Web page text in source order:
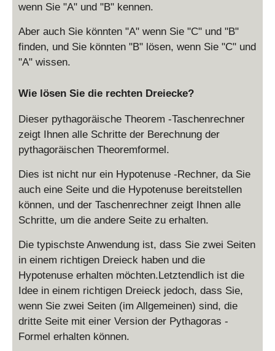
wenn Sie "A" und "B" kennen.
Aber auch Sie könnten "A" wenn Sie "C" und "B"
finden, und Sie könnten "B" lösen, wenn Sie "C" und
"A" wissen.
Wie lösen Sie die rechten Dreiecke?
Dieser pythagoräische Theorem -Taschenrechner
zeigt Ihnen alle Schritte der Berechnung der
pythagoräischen Theoremformel.
Dies ist nicht nur ein Hypotenuse -Rechner, da Sie
auch eine Seite und die Hypotenuse bereitstellen
können, und der Taschenrechner zeigt Ihnen alle
Schritte, um die andere Seite zu erhalten.
Die typischste Anwendung ist, dass Sie zwei Seiten
in einem richtigen Dreieck haben und die
Hypotenuse erhalten möchten.Letztendlich ist die
Idee in einem richtigen Dreieck jedoch, dass Sie,
wenn Sie zwei Seiten (im Allgemeinen) sind, die
dritte Seite mit einer Version der Pythagoras -
Formel erhalten können.